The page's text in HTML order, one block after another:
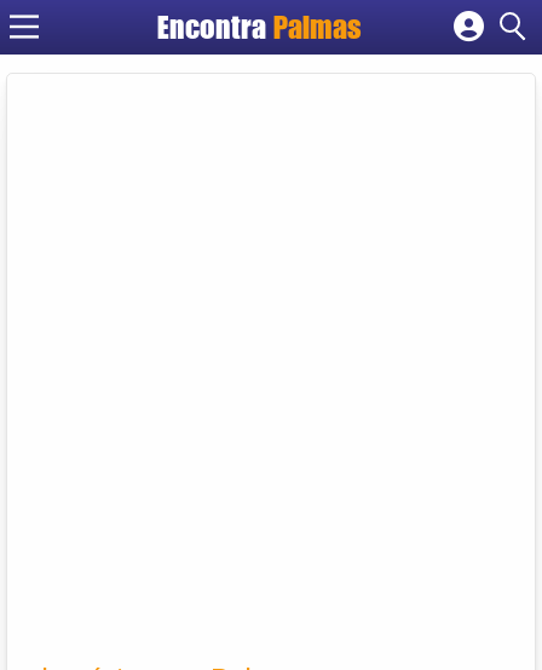
Encontra Palmas
Cadastrar empresa